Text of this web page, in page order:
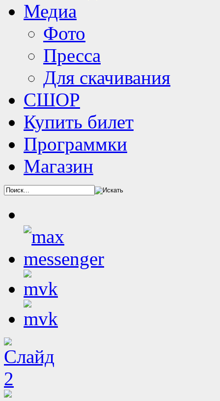
Медиа
Фото
Пресса
Для скачивания
СШОР
Купить билет
Программки
Магазин